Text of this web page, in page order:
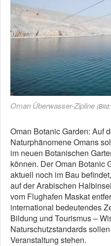
Oman Überwasser-Zipline
Oman Botanic Garden: Auf
Naturphänomene Omans
im neuen Botanischen
können. Der Oman Botanic
aktuell noch im Bau
auf der Arabischen
vom Flughafen Maskat
international bedeutendes
Bildung und Tourismus –
Naturschutzstandards
Veranstaltung stehen.